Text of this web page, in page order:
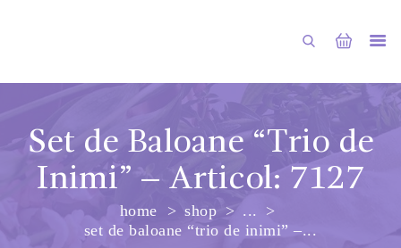
Set de Baloane “Trio de
Inimi” – Articol: 7127
home shop
...
set de baloane “trio de inimi” –...
PRINCIPALA
DESPRE NOI